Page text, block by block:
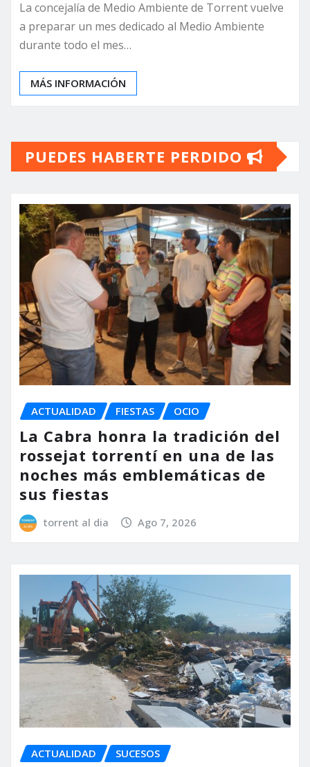
La concejalía de Medio Ambiente de Torrent vuelve
a preparar un mes dedicado al Medio Ambiente
durante todo el mes…
MÁS INFORMACIÓN
PUEDES HABERTE PERDIDO
ACTUALIDAD FIESTAS OCIO
La Cabra honra la tradición del
rossejat torrentí en una de las
noches más emblemáticas de
sus fiestas
torrent al dia Ago 7, 2026
ACTUALIDAD SUCESOS